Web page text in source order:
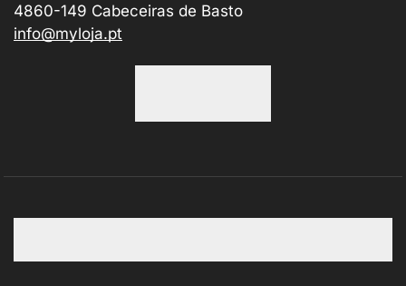
4860-149 Cabeceiras de Basto
info@myloja.pt